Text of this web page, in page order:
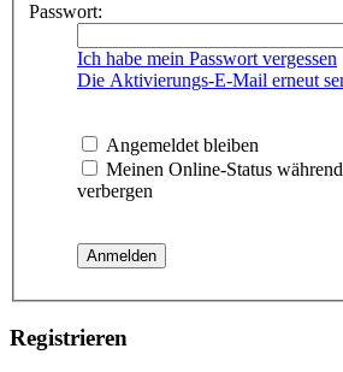
Passwort:
Ich habe mein Passwort vergessen
Die Aktivierungs-E-Mail erneut
Angemeldet bleiben
Meinen Online-Status
verbergen
Registrieren